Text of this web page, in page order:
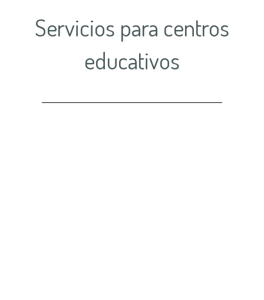
Servicios para centros
educativos